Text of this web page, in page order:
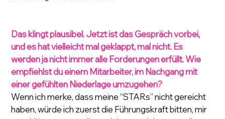
Das klingt plausibel. Jetzt ist das Gespräch vorbei,
und es hat vielleicht mal geklappt, mal nicht. Es
werden ja nicht immer alle Forderungen erfüllt. Wie
empfiehlst du einem Mitarbeiter, im Nachgang mit
einer gefühlten Niederlage umzugehen?
Wenn ich merke, dass meine “STARs” nicht gereicht
haben, würde ich zuerst die Führungskraft bitten, mir